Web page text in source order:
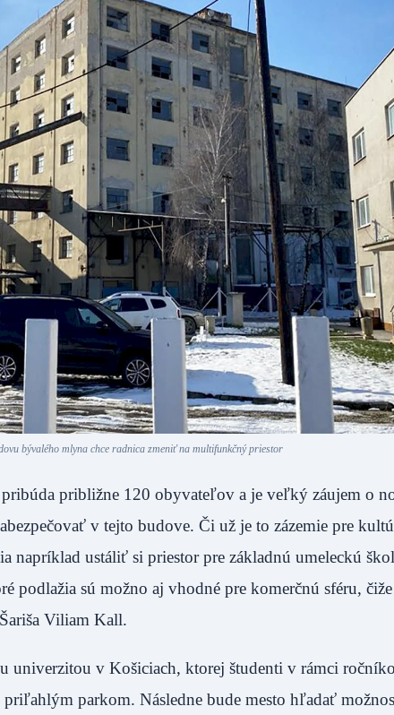
bývalého mlyna chce radnica zmeniť na multifunkčný priestor
pribúda približne 120 obyvateľov a je veľký záujem o
v tejto budove. Či už je to zázemie pre
napríklad ustáliť si priestor pre základnú umeleckú
podlažia sú možno aj vhodné pre komerčnú sféru,
Viliam Kall.
univerzitou v Košiciach, ktorej študenti v rámci
parkom. Následne bude mesto hľadať